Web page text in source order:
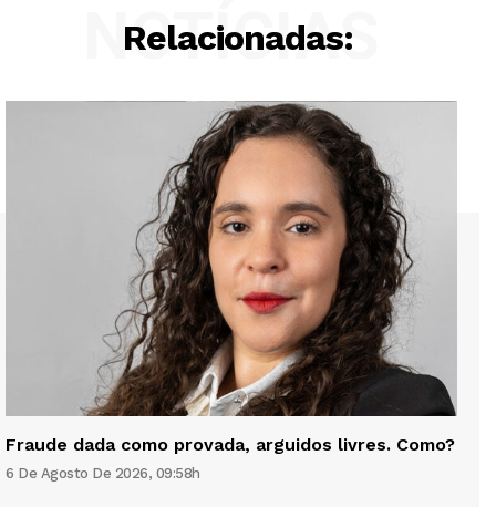
Relacionadas:
NOTÍCIAS
Fraude dada como provada, arguidos livres. Como?
6 De Agosto De 2026, 09:58h